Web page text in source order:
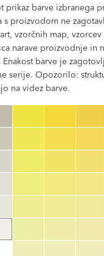
prikaz barve izbranega
s proizvodom ne
vzorčnih map,
narave proizvodnje in
barve je
serije. Opozorilo:
na videz barve.